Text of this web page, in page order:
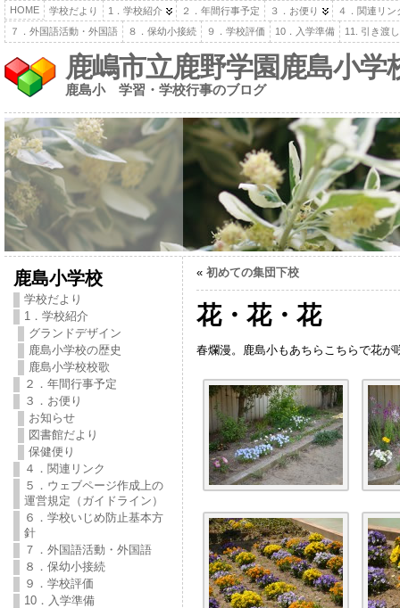
HOME 学校だより 1．学校紹介 ２．年間行事予定 ３．お便り
４．関連リン
７．外国語活動・外国語
８．保幼小接続 ９．学校評価 10．入学準備 11. 引き渡
鹿嶋市立鹿野学園鹿島小学
鹿島小 学習・学校行事のブログ
鹿島小学校
学校だより
1．学校紹介
グランドデザイン
鹿島小学校の歴史
鹿島小学校校歌
２．年間行事予定
３．お便り
お知らせ
図書館だより
保健便り
４．関連リンク
５．ウェブページ作成上の
運営規定（ガイドライン）
６．学校いじめ防止基本方
針
７．外国語活動・外国語
８．保幼小接続
９．学校評価
10．入学準備
« 初めての集団下校
花・花・花
春爛漫。鹿島小もあちらこちらで花